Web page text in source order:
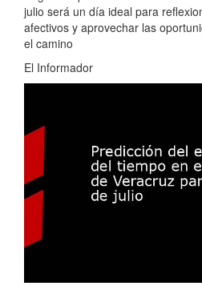
julio será un día ideal para
afectivos y aprovechar las
el camino
El Informador